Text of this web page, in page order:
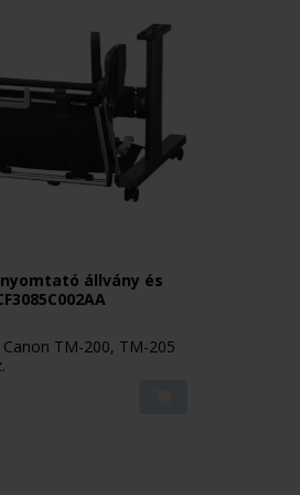
nyomtató állvány és
TM-200, TM-205